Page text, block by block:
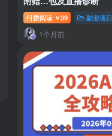
付费阅读 ￥39 副业项目
1个月前